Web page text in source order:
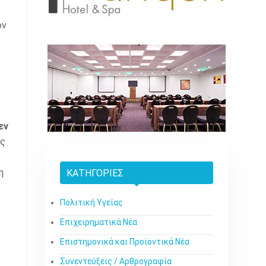
ΚΑΤΗΓΟΡΊΕΣ
Πολιτική Υγείας
Επιχειρηματικά Νέα
Επιστημονικά και Προϊοντικά Νέα
Συνεντεύξεις / Αρθρογραφία